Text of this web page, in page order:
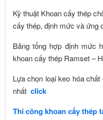
Kỹ thuật Khoan cấy thép
cấy thép, định mức và ứng
Bảng tổng hợp định mức
khoan cấy thép Ramset –
Lựa chọn loại keo hóa
nhất click
Thi công khoan cấy thép